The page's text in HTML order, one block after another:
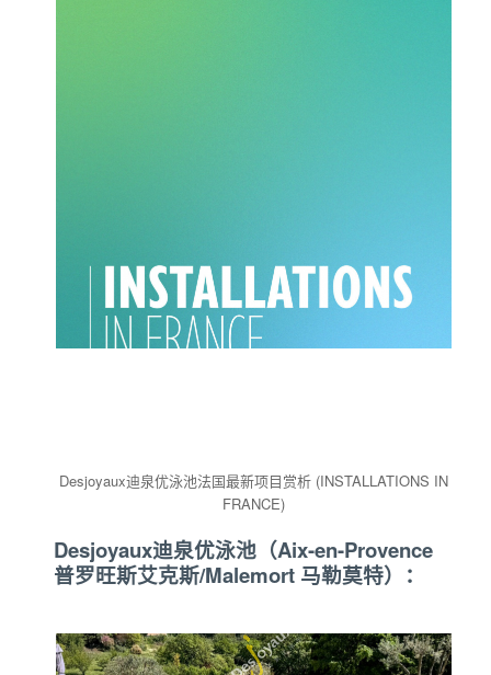
Desjoyaux迪泉优泳池法国最新项目赏析 (INSTALLATIONS IN
FRANCE)
Desjoyaux迪泉优泳池（Aix-en-Provence
普罗旺斯艾克斯/Malemort 马勒莫特）：